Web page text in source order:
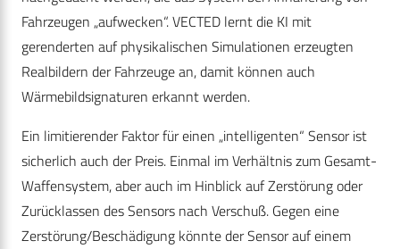
Fahrzeugen „aufwecken“. VECTED lernt die KI mit
gerenderten auf physikalischen Simulationen erzeugten
Realbildern der Fahrzeuge an, damit können auch
Wärmebildsignaturen erkannt werden.
Ein limitierender Faktor für einen „intelligenten“ Sensor ist
sicherlich auch der Preis. Einmal im Verhältnis zum Gesamt-
Waffensystem, aber auch im Hinblick auf Zerstörung oder
Zurücklassen des Sensors nach Verschuß. Gegen eine
Zerstörung/Beschädigung könnte der Sensor auf einem